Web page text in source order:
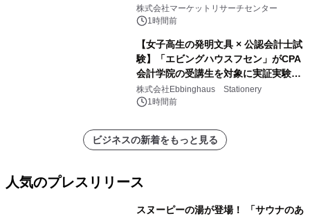
を発表
株式会社マーケットリサーチセンター
1時間前
【女子高生の発明文具 × 公認会計士試
験】「エビングハウスフセン」がCPA
会計学院の受講生を対象に実証実験を
実施
株式会社Ebbinghaus Stationery
1時間前
ビジネスの新着をもっと見る
人気のプレスリリース
スヌーピーの湯が登場！ 「サウナのあ